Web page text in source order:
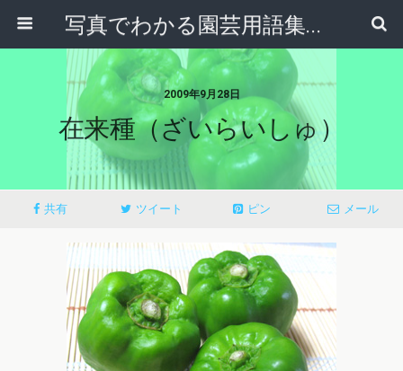
写真でわかる園芸用語集｜見て納得！かんたんガーデニング用語辞典
2009年9月28日
在来種（ざいらいしゅ）
共有 ツイート ピン メール